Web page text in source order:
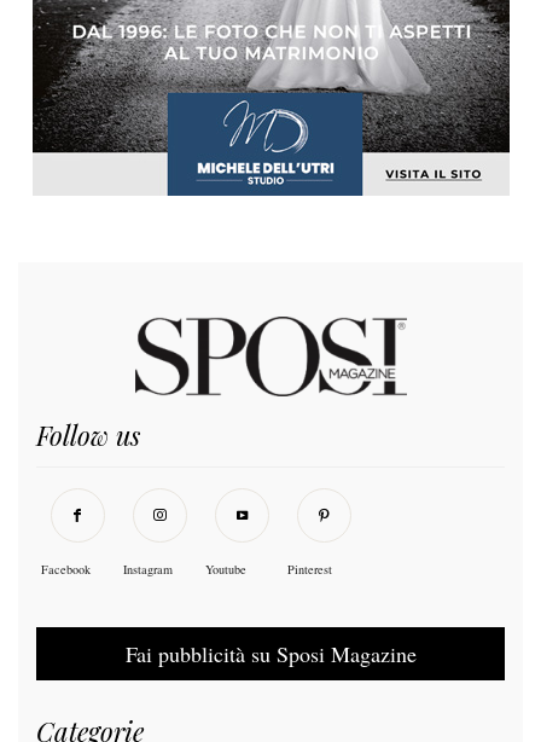
Follow us
Facebook Instagram Youtube Pinterest
Fai pubblicità su Sposi Magazine
Categorie